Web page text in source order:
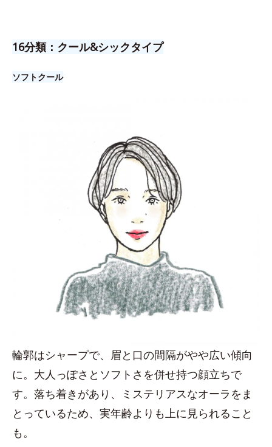
16分類：クール&シックタイプ
ソフトクール
輪郭はシャープで、眉と口の間隔がやや広い傾向
に。大人っぽさとソフトさを併せ持つ顔立ちで
す。落ち着きがあり、ミステリアスなオーラをま
とっているため、実年齢よりも上に見られること
も。